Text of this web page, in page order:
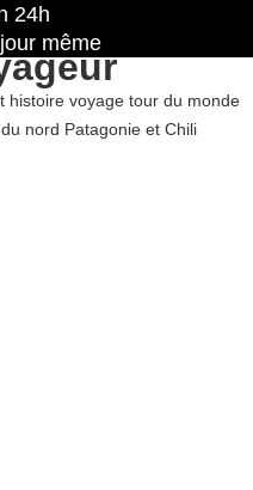
histoire voyage tour du monde
nord Patagonie et Chili
24h
même